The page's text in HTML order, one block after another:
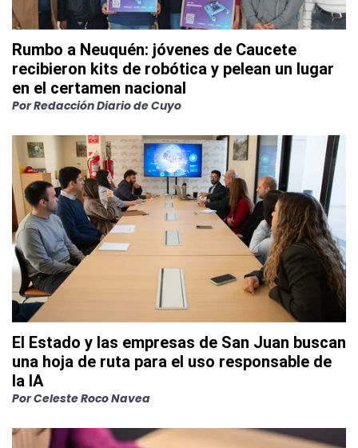
Rumbo a Neuquén: jóvenes de Caucete
recibieron kits de robótica y pelean un lugar
en el certamen nacional
PorRedacción Diario de Cuyo
El Estado y las empresas de San Juan buscan
una hoja de ruta para el uso responsable de
la IA
PorCeleste Roco Navea